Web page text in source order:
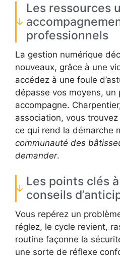
Les ressources
professionnels
La gestion numérique
nouveaux, grâce à une
accédez à une foule
dépasse vos moyens, un
accompagne.
association, vous
ce qui rend la démarche
communauté des
demander.
Les points clés
conseils
Vous repérez un
réglez, le cycle revient,
routine façonne la
une sorte de réflexe